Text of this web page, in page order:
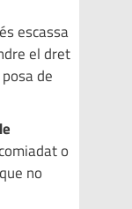
escassa
el dret
de
o
no